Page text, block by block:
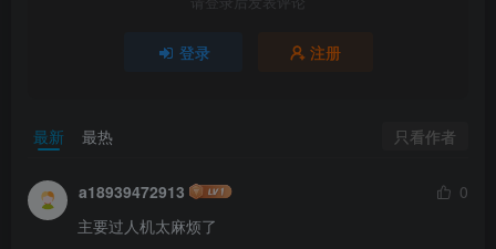
登录 注册
最新 最热 只看作者
a18939472913
0
主要过人机太麻烦了